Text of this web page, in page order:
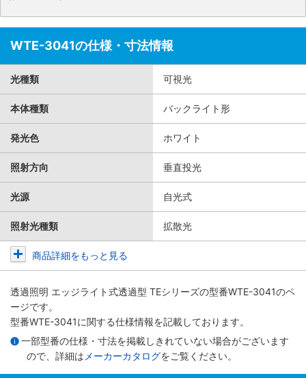
WTE-3041の仕様・寸法情報
光種類 可視光
本体種類 バックライト形
発光色 ホワイト
照射方向 垂直投光
光源 自光式
照射光種類 拡散光
商品詳細をもっと見る
透過照明 エッジライト式透過型 TEシリーズの型番WTE-3041のペ
ージです。
型番WTE-3041に関する仕様情報を記載しております。
一部型番の仕様・寸法を掲載しきれていない場合がございます
ので、詳細は メーカーカタログをご覧ください。